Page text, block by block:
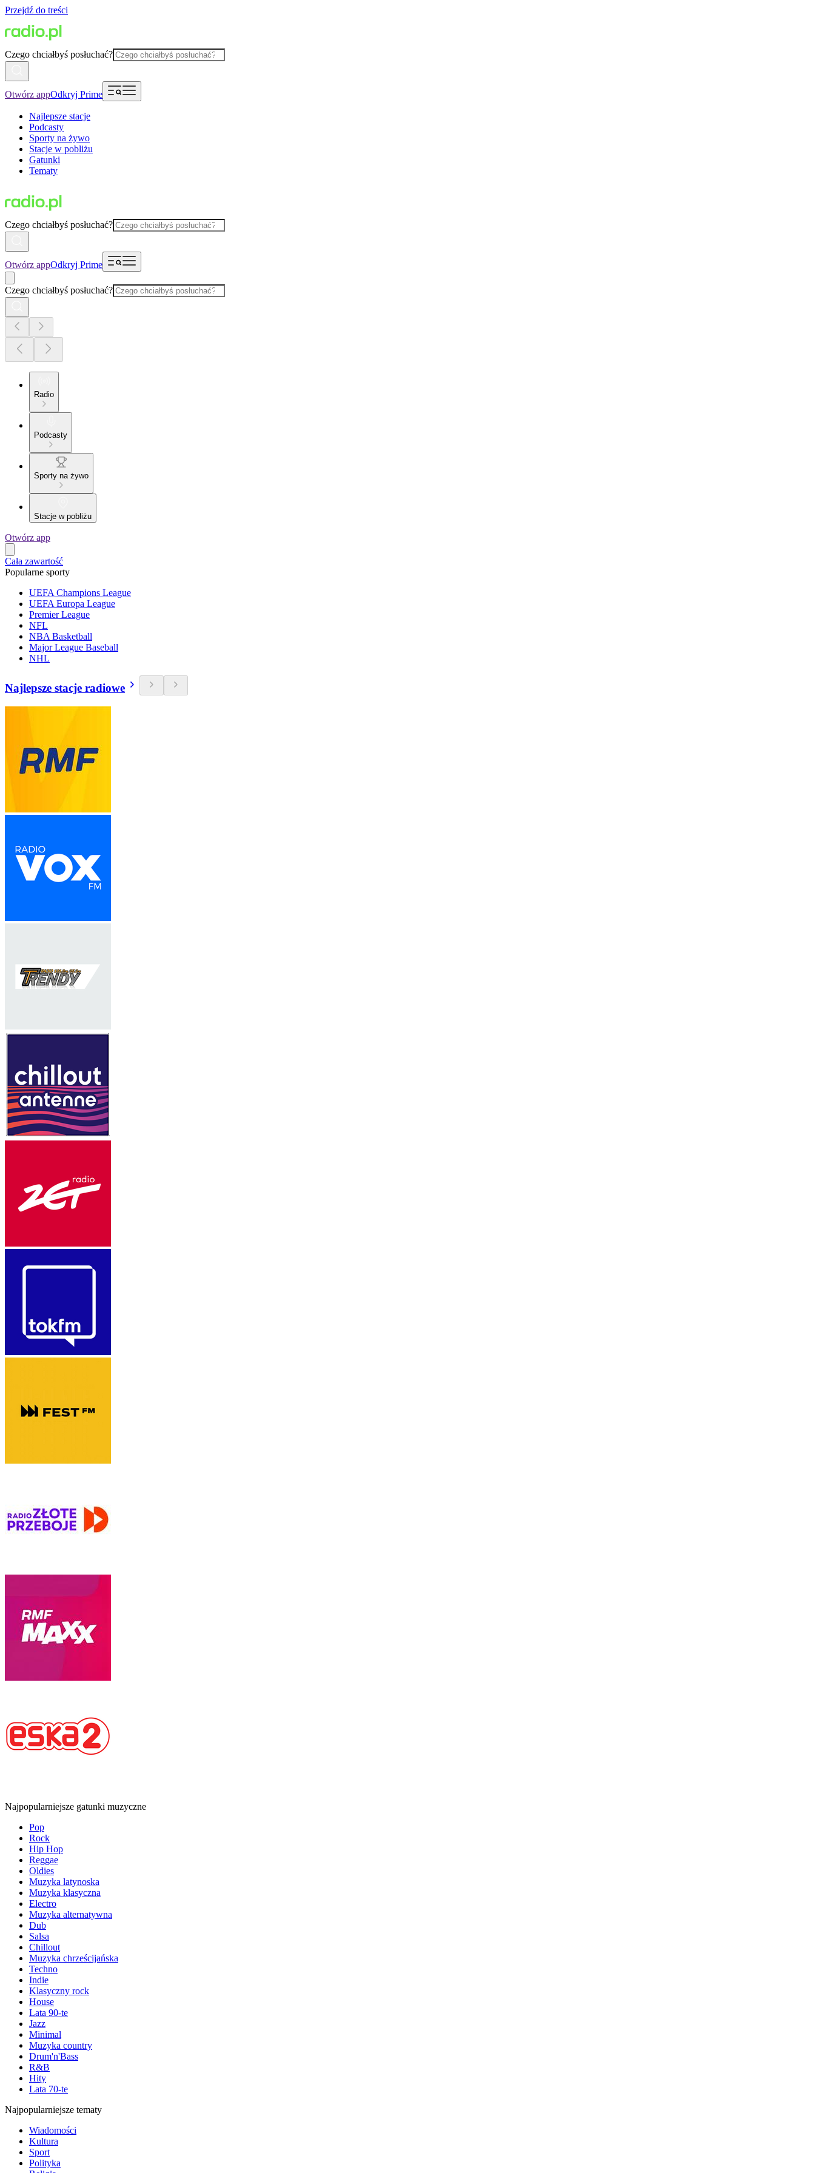
Przejdź do treści
Czego chciałbyś posłuchać?
Otwórz appOdkryj Prime
Najlepsze stacje
Podcasty
Sporty na żywo
Stacje w pobliżu
Gatunki
Tematy
Czego chciałbyś posłuchać?
Otwórz appOdkryj Prime
Czego chciałbyś posłuchać?
Radio
Podcasty
Sporty na żywo
Stacje w pobliżu
Otwórz app
Cała zawartość
Popularne sporty
UEFA Champions League
UEFA Europa League
Premier League
NFL
NBA Basketball
Major League Baseball
NHL
Najlepsze stacje radiowe
Najpopularniejsze gatunki muzyczne
Pop
Rock
Hip Hop
Reggae
Oldies
Muzyka latynoska
Muzyka klasyczna
Electro
Muzyka alternatywna
Dub
Salsa
Chillout
Muzyka chrześcijańska
Techno
Indie
Klasyczny rock
House
Lata 90-te
Jazz
Minimal
Muzyka country
Drum'n'Bass
R&B
Hity
Lata 70-te
Najpopularniejsze tematy
Wiadomości
Kultura
Sport
Polityka